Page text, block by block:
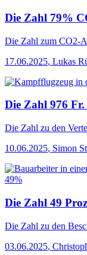
Die Zahl 79%
Die Zahl zum CO2-
17.06.2025, Lukas
Die Zahl 976
Die Zahl zu den
10.06.2025, Simon
Die Zahl 49
Die Zahl zu den
03.06.2025,